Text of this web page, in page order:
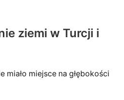
ziemi w Turcji i
miało miejsce na głębokości